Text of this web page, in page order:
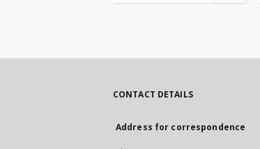
CONTACT DETAILS
Address for correspondence